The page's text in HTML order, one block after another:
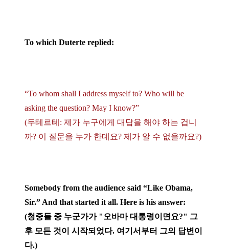
To which Duterte replied:
“To whom shall I address myself to? Who will be
asking the question? May I know?”
(두테르테: 제가 누구에게 대답을 해야 하는 겁니
까? 이 질문을 누가 한데요? 제가 알 수 없을까요?)
Somebody from the audience said “Like Obama,
Sir.” And that started it all. Here is his answer:
(청중들 중 누군가가 "오바마 대통령이면요?" 그
후 모든 것이 시작되었다. 여기서부터 그의 답변이
다.)